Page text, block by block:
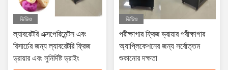
ভিডিও
ল্যাবরেটরি এক্সপেরিমেন্টস এবং
রিসার্চের জন্য ল্যাবরেটরি ফ্রিজ
ড্রায়ার এবং সুনির্দিষ্ট ড্রাইং
ভিডিও
পরীক্ষাগার ফ্রিজ ড্রায়ার পরীক্ষাগার
অ্যাপ্লিকেশনের জন্য সর্বোত্তম
শুকানোর দক্ষতা